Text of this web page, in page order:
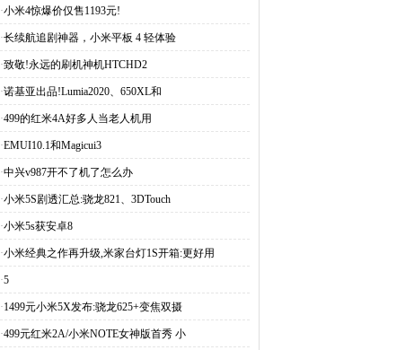
·小米4惊爆价仅售1193元!
·长续航追剧神器，小米平板 4 轻体验
·致敬!永远的刷机神机HTCHD2
·诺基亚出品!Lumia2020、650XL和
·499的红米4A好多人当老人机用
·EMUI10.1和Magicui3
·中兴v987开不了机了怎么办
·小米5S剧透汇总:骁龙821、3DTouch
·小米5s获安卓8
·小米经典之作再升级,米家台灯1S开箱:更好用
·5
·1499元小米5X发布:骁龙625+变焦双摄
·499元红米2A/小米NOTE女神版首秀 小